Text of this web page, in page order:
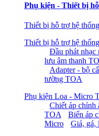
Phụ kiện - Thiết bị
Thiết bị hỗ trợ hệ thống
Thiết bị hỗ trợ hệ thống
Đầu phát nhạc
lưu âm thanh
Adapter - bộ
tường TOA
Phụ kiện Loa - Micro
Chiết áp
TOA
Biến áp
Micro
Giá, gá,